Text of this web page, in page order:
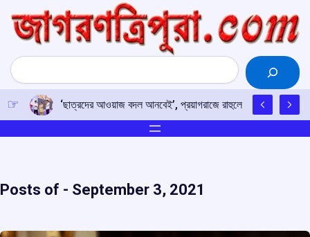
content
Search
‘ছাত্রদের আওয়াজ বদল আনবেই’, প্রয়াগরাজে রাহুলের হুঙ্কার
Posts of - September 3, 2021